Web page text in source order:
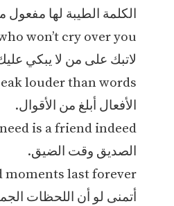
الكلمة الطيبة لها
won’t cry over you.
لاتبك على من لا يبكي
louder than words.
الأفعال أبلغ من الأقوال.
is a friend indeed.
الصديق وقت الضيق.
moments last forever.
أتمنى لو أن اللحظات